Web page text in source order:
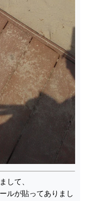
して、
ルが貼ってありまし